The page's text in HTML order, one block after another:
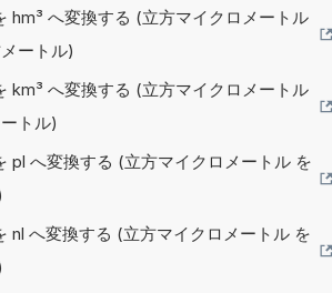
hm³ へ変換する (立方マイクロメートル
ートル)
km³ へ変換する (立方マイクロメートル
トル)
pl へ変換する (立方マイクロメートル を
nl へ変換する (立方マイクロメートル を